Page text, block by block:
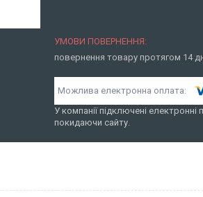
повернення товару протягом 14
У компанії підключені
покидаючи сайту.